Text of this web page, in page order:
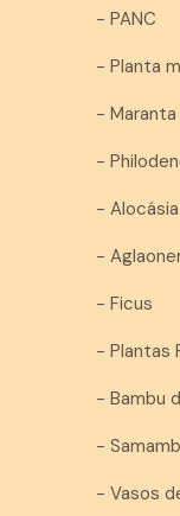
- PANC
- Planta
-
-
- Alocásia
-
- Ficus
- Plantas
- Bambu
-
- Vasos